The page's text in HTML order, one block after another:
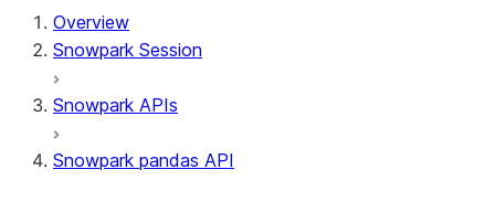
Overview
Snowpark Session
Snowpark APIs
Snowpark pandas API